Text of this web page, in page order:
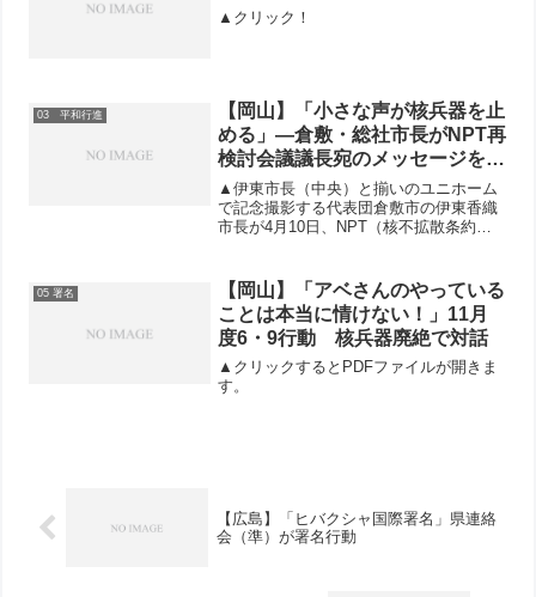
▲クリック！
03 平和行進
【岡山】「小さな声が核兵器を止
める」―倉敷・総社市長がNPT再
検討会議議長宛のメッセージを要
請代表団に託す
▲伊東市長（中央）と揃いのユニホーム
で記念撮影する代表団倉敷市の伊東香織
市長が4月10日、NPT（核不拡散条約）
NPT再検討会議のタウス・フェルキ議長
へのメッセージを代...
05 署名
【岡山】「アベさんのやっている
ことは本当に情けない！」11月
度6・9行動 核兵器廃絶で対話
▲クリックするとPDFファイルが開きま
す。
【広島】「ヒバクシャ国際署名」県連絡
会（準）が署名行動